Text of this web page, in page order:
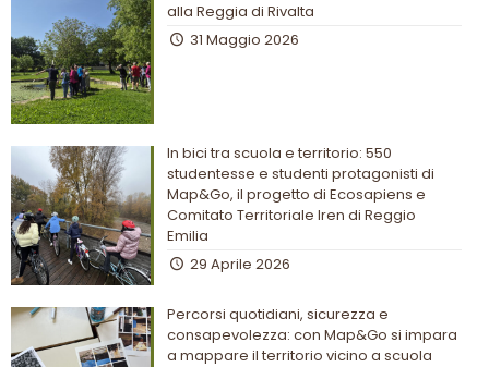
alla Reggia di Rivalta
31 Maggio 2026
In bici tra scuola e territorio: 550
studentesse e studenti protagonisti di
Map&Go, il progetto di Ecosapiens e
Comitato Territoriale Iren di Reggio
Emilia
29 Aprile 2026
Percorsi quotidiani, sicurezza e
consapevolezza: con Map&Go si impara
a mappare il territorio vicino a scuola